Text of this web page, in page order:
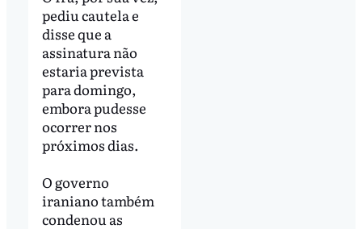
pediu cautela e
disse que a
assinatura não
estaria prevista
para domingo,
embora pudesse
ocorrer nos
próximos dias.
O governo
iraniano também
condenou as